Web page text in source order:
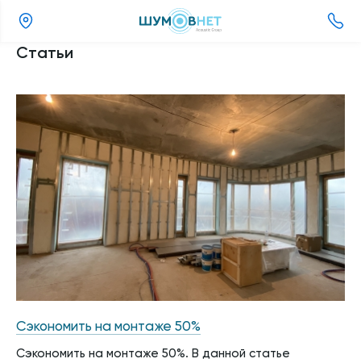
Статьи
Сэкономить на монтаже 50%
Сэкономить на монтаже 50%. В данной статье